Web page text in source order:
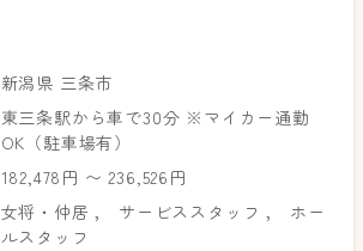
新潟県 三条市
東三条駅から車で30分 ※マイカー通勤
OK（駐車場有）
182,478円 〜 236,526円
女将・仲居， サービススタッフ，
ホー
ルスタッフ